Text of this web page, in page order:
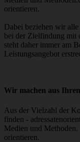
orientieren.
Dabei beziehen wir
bei der Zielfindung mit
steht daher immer am
Leistungsangebot
Wir machen aus
Aus der Vielzahl der
finden -
Medien und
orientieren.